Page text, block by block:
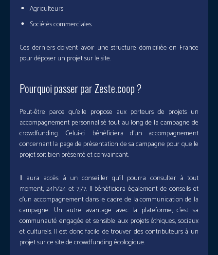
Agriculteurs
Sociétés commerciales.
Ces derniers doivent avoir une structure domiciliée en France
pour déposer un projet sur le site.
Pourquoi passer par Zeste.coop ?
Peut-être parce qu’elle propose aux porteurs de projets un
accompagnement personnalisé tout au long de la campagne de
crowdfunding. Celui-ci bénéficiera d’un accompagnement
concernant la page de présentation de sa campagne pour que le
projet soit bien présenté et convaincant.
Il aura accès à un conseiller qu’il pourra consulter à tout
moment, 24h/24 et 7j/7. Il bénéficiera également de conseils et
d’un accompagnement dans le cadre de la communication de la
campagne. Un autre avantage avec la plateforme, c’est sa
communauté engagée et sensible aux projets éthiques, sociaux
et culturels. Il est donc facile de trouver des contributeurs à un
projet sur ce site de crowdfunding écologique.